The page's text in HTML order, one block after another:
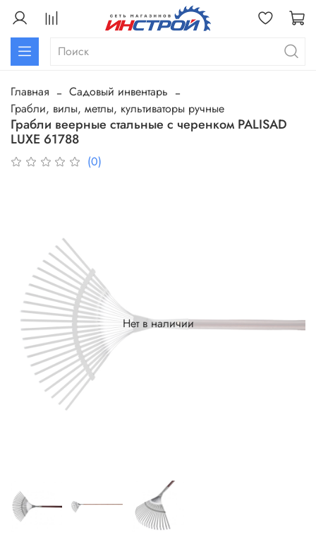
Главная
Садовый инвентарь
Грабли, вилы, метлы, культиваторы ручные
Грабли веерные стальные с черенком PALISAD
LUXE 61788
(0)
Нет в наличии